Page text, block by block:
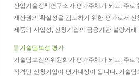
산업기술정책연구소가 평가주체가 되고, 주
재산권의 확실성을 검토하기 위한 평가로서
제품의 사업성, 신청기업의 금융기관 불량거
▒ 기술담보성 평가
기술담보심의위원회가 평가주체가 되고, 주
적격인 신청기업이 평가대상이 됩니다. 기술